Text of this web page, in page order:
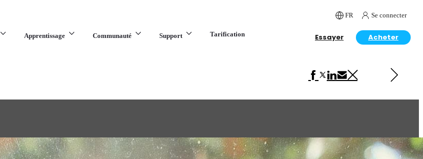
FR Se connecter
Apprentissage Communauté Support Tarification Essayer Acheter
Cinematic environments